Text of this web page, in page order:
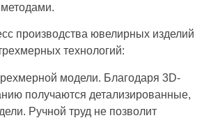
производства ювелирных изделий
технологий:
модели. Благодаря 3D-
получаются детализированные,
Ручной труд не позволит